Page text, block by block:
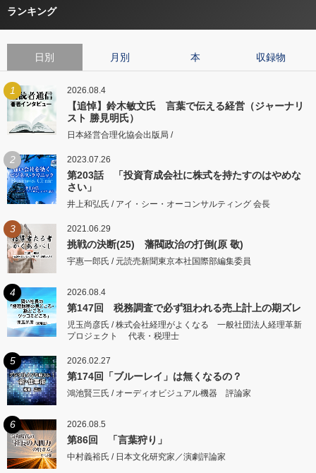
ランキング
日別 月別 本 収録物
1 2026.08.4
【追悼】鈴木敏文氏 言葉で伝える経営（ジャーナリ
スト 勝見明氏）
日本経営合理化協会出版局 /
2 2023.07.26
第203話 「投資育成会社に株式を持たすのはやめな
さい」
井上和弘氏 / アイ・シー・オーコンサルティング 会長
3 2021.06.29
挑戦の決断(25) 藩閥政治の打倒(原 敬)
宇惠一郎氏 / 元読売新聞東京本社国際部編集委員
4 2026.08.4
第147回 税務調査で必ず狙われる売上計上の期ズレ
児玉尚彦氏 / 株式会社経理がよくなる 一般社団法人経理革新
プロジェクト 代表・税理士
5 2026.02.27
第174回「ブルーレイ」は無くなるの？
鴻池賢三氏 / オーディオビジュアル機器 評論家
6 2026.08.5
第86回 「言葉狩り」
中村義裕氏 / 日本文化研究家／演劇評論家